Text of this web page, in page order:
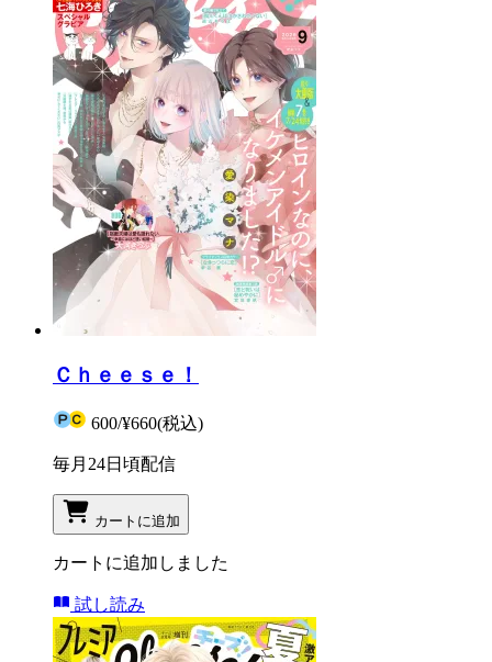
Ｃｈｅｅｓｅ！
600/¥660(税込)
毎月24日頃配信
カートに追加
カートに追加しました
試し読み